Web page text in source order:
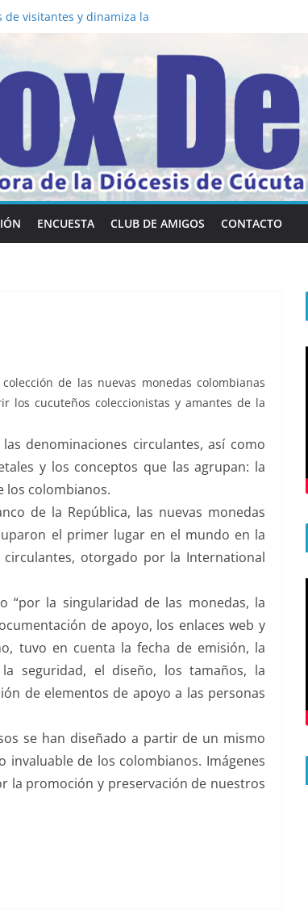
de visitantes y dinamiza la
Película Toy Story 5 y el
su identidad
visual
que tiene fácilmente un
ENCUESTA CLUB DE AMIGOS CONTACTO
de las nuevas monedas colombianas
los cucuteños coleccionistas y amantes de la
denominaciones circulantes, así como
y los conceptos que las agrupan: la
los colombianos.
de la República, las nuevas monedas
el primer lugar en el mundo en la
otorgado por la International
“por la singularidad de las monedas, la
de apoyo, los enlaces web y
tuvo en cuenta la fecha de emisión, la
seguridad, el diseño, los tamaños, la
de elementos de apoyo a las personas
se han diseñado a partir de un mismo
de los colombianos. Imágenes
la promoción y preservación de nuestros